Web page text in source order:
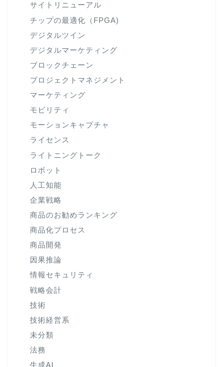
サイトリニューアル
チップの最適化（FPGA)
デジタルツイン
デジタルマーケティング
ブロックチェーン
プロジェクトマネジメント
マーケティング
モビリティ
モーションキャプチャ
ライセンス
ライトニングトーク
ロボット
人工知能
企業戦略
商品のお勧めランキング
商品化プロセス
商品開発
因果推論
情報セキュリティ
戦略会計
技術
技術経営系
未分類
法務
生成AI